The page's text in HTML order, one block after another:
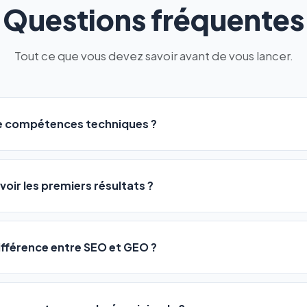
Questions fréquentes
Tout ce que vous devez savoir avant de vous lancer.
compétences techniques ?
a été conçu pour être accessible àtous les profils:
ou agences. Pas de code, pas de configuration complexe —
votre activité, et le logiciel gère tout en automatique
les premiers résultats ?
observent une amélioration de leur positionnement en4
entre SEO et GEO ?
vous positionne sur les moteurs classiques :
Optimization) va plus loin : il fait en sorte que les IA